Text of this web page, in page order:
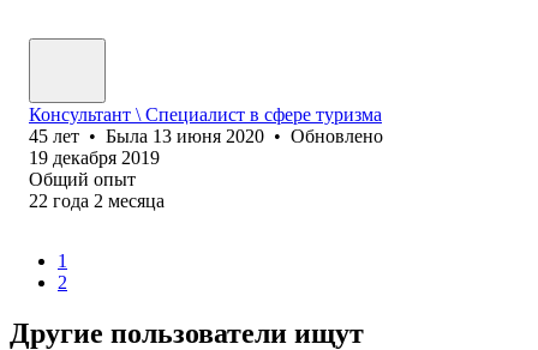
Консультант \ Специалист в сфере туризма
45 лет • Была 13 июня 2020 • Обновлено
19 декабря 2019
Общий опыт
22 года 2 месяца
1
2
Другие пользователи ищут